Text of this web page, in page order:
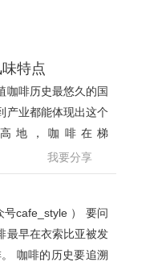
特点
咖啡历史最悠久的国
产业都能体现出这个
地，咖啡在梯
我要分享
号cafe_style ） 要问
最早在衣索比亚被发
咖啡的历史要追溯